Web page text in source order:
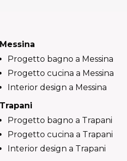
Messina
Progetto bagno a Messina
Progetto cucina a Messina
Interior design a Messina
Trapani
Progetto bagno a Trapani
Progetto cucina a Trapani
Interior design a Trapani